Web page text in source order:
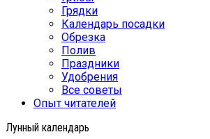
Грядки
Календарь посадки
Обрезка
Полив
Праздники
Удобрения
Все советы
Опыт читателей
Лунный календарь